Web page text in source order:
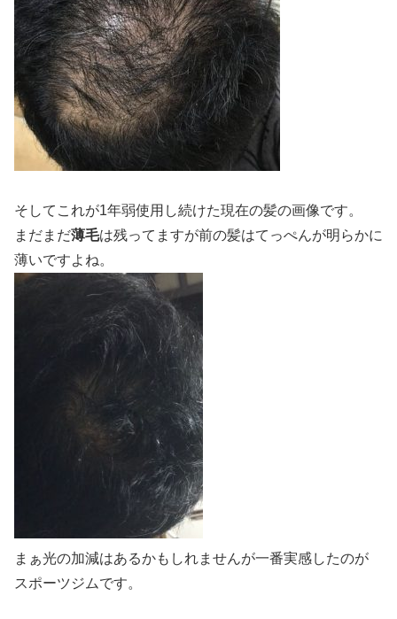
そしてこれが1年弱使用し続けた現在の髪の画像です。
まだまだ薄毛は残ってますが前の髪はてっぺんが明らかに
薄いですよね。
まぁ光の加減はあるかもしれませんが一番実感したのが
スポーツジムです。